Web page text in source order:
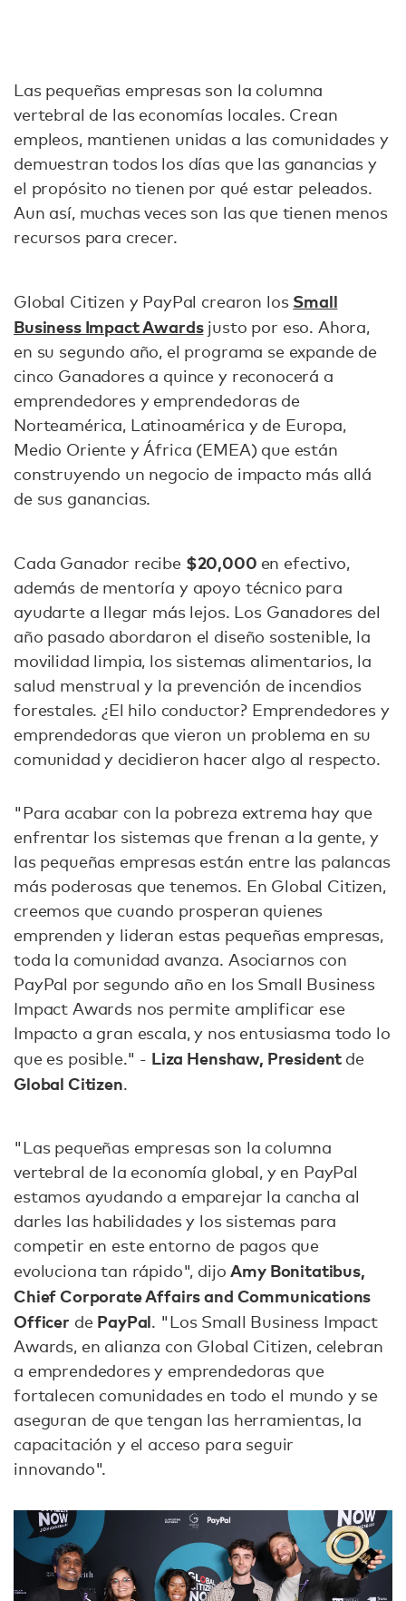
Las pequeñas empresas son la columna
vertebral de las economías locales. Crean
empleos, mantienen unidas a las comunidades y
demuestran todos los días que las ganancias y
el propósito no tienen por qué estar peleados.
Aun así, muchas veces son las que tienen menos
recursos para crecer.
Global Citizen y PayPal crearon los Small
Business Impact Awardsjusto por eso. Ahora,
en su segundo año, el programa se expande de
cinco Ganadores a quince y reconocerá a
emprendedores y emprendedoras de
Norteamérica, Latinoamérica y de Europa,
Medio Oriente y África (EMEA) que están
construyendo un negocio de impacto más allá
de sus ganancias.
Cada Ganador recibe $20,000 en efectivo,
además de mentoría y apoyo técnico para
ayudarte a llegar más lejos. Los Ganadores del
año pasado abordaron el diseño sostenible, la
movilidad limpia, los sistemas alimentarios, la
salud menstrual y la prevención de incendios
forestales. ¿El hilo conductor? Emprendedores y
emprendedoras que vieron un problema en su
comunidad y decidieron hacer algo al respecto.
"Para acabar con la pobreza extrema hay que
enfrentar los sistemas que frenan a la gente, y
las pequeñas empresas están entre las palancas
más poderosas que tenemos. En Global Citizen,
creemos que cuando prosperan quienes
emprenden y lideran estas pequeñas empresas,
toda la comunidad avanza. Asociarnos con
PayPal por segundo año en los Small Business
Impact Awards nos permite amplificar ese
Impacto a gran escala, y nos entusiasma todo lo
que es posible." - Liza Henshaw, President de
Global Citizen.
"Las pequeñas empresas son la columna
vertebral de la economía global, y en PayPal
estamos ayudando a emparejar la cancha al
darles las habilidades y los sistemas para
competir en este entorno de pagos que
evoluciona tan rápido", dijoAmy Bonitatibus,
Chief Corporate Affairs and Communications
Officer de PayPal. "Los Small Business Impact
Awards, en alianza con Global Citizen, celebran
a emprendedores y emprendedoras que
fortalecen comunidades en todo el mundo y se
aseguran de que tengan las herramientas, la
capacitación y el acceso para seguir
innovando".